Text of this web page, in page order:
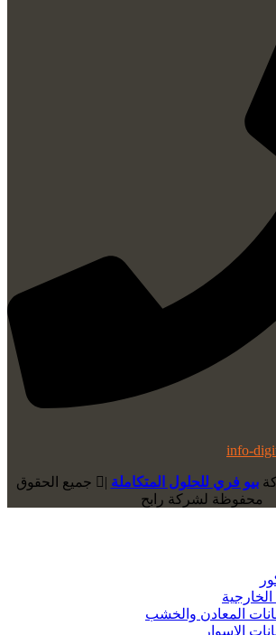
info-
بيو فري للحلول المتكاملة |
ﺟﻤﻴﻊ اﻟﺤﻘﻮق
ﻣﺤﻔﻮﻇﺔ لشرﻛﺔ رابح
الخارجية
المعادن والخشب
الاسوار